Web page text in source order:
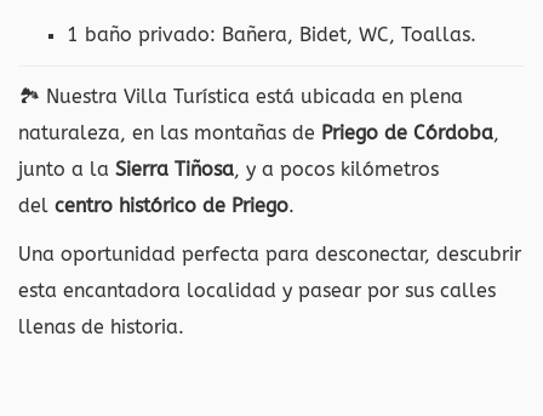
1 baño privado: Bañera, Bidet, WC, Toallas.
🏞 Nuestra Villa Turística está ubicada en plena
naturaleza, en las montañas de Priego de Córdoba,
junto a la Sierra Tiñosa, y a pocos kilómetros
del centro histórico de Priego.
Una oportunidad perfecta para desconectar, descubrir
esta encantadora localidad y pasear por sus calles
llenas de historia.